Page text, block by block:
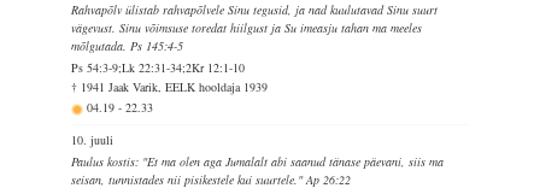
Rahvapõlv ülistab rahvapõlvele Sinu tegusid, ja nad kuulutavad Sinu suurt
vägevust. Sinu võimsuse toredat hiilgust ja Su imeasju tahan ma meeles
mõlgutada. Ps 145:4-5
Ps 54:3-9;Lk 22:31-34;2Kr 12:1-10
† 1941 Jaak Varik, EELK hooldaja 1939
04.19-22.33
10. juuli
Paulus kostis: "Et ma olen aga Jumalalt abi saanud tänase päevani, siis ma
seisan, tunnistades nii pisikestele kui suurtele." Ap 26:22